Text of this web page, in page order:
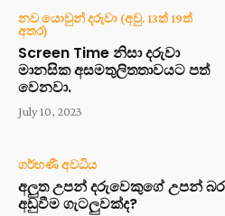
නව යොවුන් දරුවා (අවු. 13ත් 19ත්
අතර)
Screen Time නිසා දරුවා
මානසික අසමතුලිතතාවයට පත්
වෙනවා.
July 10, 2023
ගර්භණී අවධිය
අලුත උපන් දරුවෙකුගේ උපන් බර
අඩුවීම ගැටලුවක්ද?